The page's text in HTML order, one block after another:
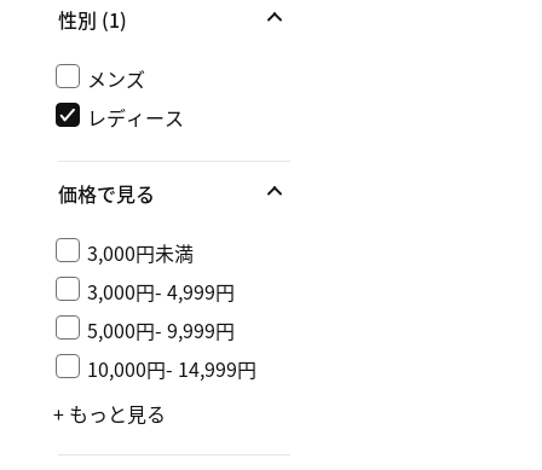
性別 (1)
メンズ
レディース
価格で見る
3,000円未満
3,000円- 4,999円
5,000円- 9,999円
10,000円- 14,999円
+ もっと見る